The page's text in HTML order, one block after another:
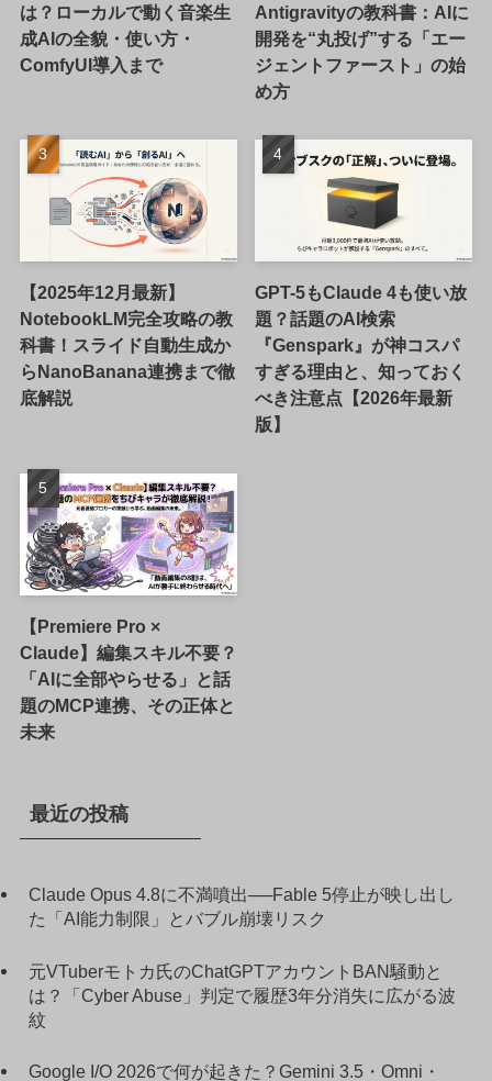
は？ローカルで動く音楽生
成AIの全貌・使い方・
ComfyUI導入まで
Antigravityの教科書：AIに
開発を“丸投げ”する「エー
ジェントファースト」の始
め方
【2025年12月最新】
NotebookLM完全攻略の教
科書！スライド自動生成か
らNanoBanana連携まで徹
底解説
GPT-5もClaude 4も使い放
題？話題のAI検索
『Genspark』が神コスパ
すぎる理由と、知っておく
べき注意点【2026年最新
版】
【Premiere Pro ×
Claude】編集スキル不要？
「AIに全部やらせる」と話
題のMCP連携、その正体と
未来
最近の投稿
Claude Opus 4.8に不満噴出──Fable 5停止が映し出し
た「AI能力制限」とバブル崩壊リスク
元VTuberモトカ氏のChatGPTアカウントBAN騒動と
は？「Cyber Abuse」判定で履歴3年分消失に広がる波
紋
Google I/O 2026で何が起きた？Gemini 3.5・Omni・